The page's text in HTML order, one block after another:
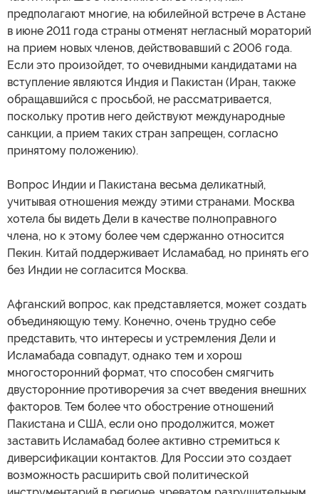
предполагают многие, на юбилейной встрече в Астане
в июне 2011 года страны отменят негласный мораторий
на прием новых членов, действовавший с 2006 года.
Если это произойдет, то очевидными кандидатами на
вступление являются Индия и Пакистан (Иран, также
обращавшийся с просьбой, не рассматривается,
поскольку против него действуют международные
санкции, а прием таких стран запрещен, согласно
принятому положению).
Вопрос Индии и Пакистана весьма деликатный,
учитывая отношения между этими странами. Москва
хотела бы видеть Дели в качестве полноправного
члена, но к этому более чем сдержанно относится
Пекин. Китай поддерживает Исламабад, но принять его
без Индии не согласится Москва.
Афганский вопрос, как представляется, может создать
объединяющую тему. Конечно, очень трудно себе
представить, что интересы и устремления Дели и
Исламабада совпадут, однако тем и хорош
многосторонний формат, что способен смягчить
двусторонние противоречия за счет введения внешних
факторов. Тем более что обострение отношений
Пакистана и США, если оно продолжится, может
заставить Исламабад более активно стремиться к
диверсификации контактов. Для России это создает
возможность расширить свой политической